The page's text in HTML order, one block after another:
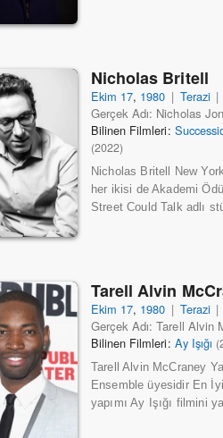
Nicholas Britell
Ekim 17, 1980 | Terazi |
Gerçek Adı: Nicholas
Bilinen Filmleri:
(2022)
Nicholas Britell New
her ikisi de Akademi
Street Could Talk adlı
Tarell Alvin
Ekim 17, 1980 | Terazi |
Gerçek Adı: Tarell Alvin
Bilinen Filmleri: Ay Işığı
Tarell Alvin McCraney
Ensemble üyesidir En
yapımı Ay Işığı filmini